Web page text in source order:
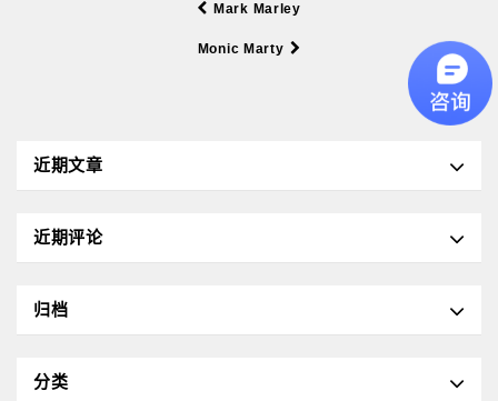
Mark Marley
Monic Marty
近期文章
近期评论
归档
分类